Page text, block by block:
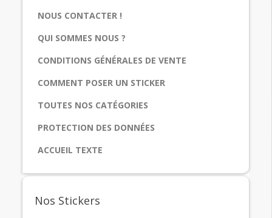
NOUS CONTACTER !
QUI SOMMES NOUS ?
CONDITIONS GÉNÉRALES DE VENTE
COMMENT POSER UN STICKER
TOUTES NOS CATÉGORIES
PROTECTION DES DONNÉES
ACCUEIL TEXTE
Nos Stickers